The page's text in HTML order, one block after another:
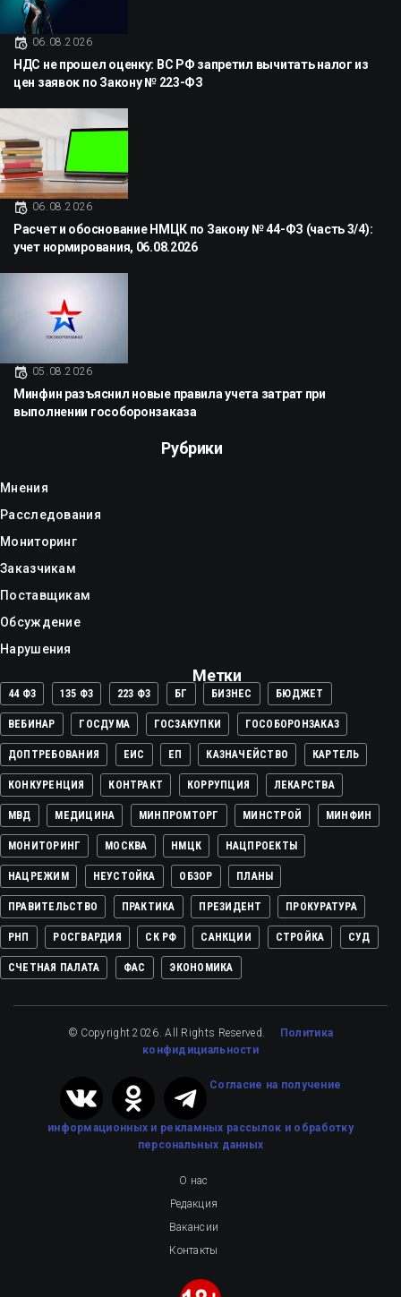
06.08.2026
НДС не прошел оценку: ВС РФ запретил вычитать налог из
цен заявок по Закону № 223-ФЗ
06.08.2026
Расчет и обоснование НМЦК по Закону № 44-ФЗ (часть 3/4):
учет нормирования, 06.08.2026
05.08.2026
Минфин разъяснил новые правила учета затрат при
выполнении гособоронзаказа
Рубрики
Мнения
Расследования
Мониторинг
Заказчикам
Поставщикам
Обсуждение
Нарушения
Метки
44 ФЗ 135 ФЗ 223 ФЗ БГ БИЗНЕС БЮДЖЕТ
ВЕБИНАР ГОСДУМА ГОСЗАКУПКИ ГОСОБОРОНЗАКАЗ
ДОПТРЕБОВАНИЯ ЕИС ЕП КАЗНАЧЕЙСТВО КАРТЕЛЬ
КОНКУРЕНЦИЯ КОНТРАКТ КОРРУПЦИЯ ЛЕКАРСТВА
МВД МЕДИЦИНА МИНПРОМТОРГ МИНСТРОЙ МИНФИН
МОНИТОРИНГ МОСКВА НМЦК НАЦПРОЕКТЫ
НАЦРЕЖИМ НЕУСТОЙКА ОБЗОР ПЛАНЫ
ПРАВИТЕЛЬСТВО ПРАКТИКА ПРЕЗИДЕНТ ПРОКУРАТУРА
РНП РОСГВАРДИЯ СК РФ САНКЦИИ СТРОЙКА СУД
СЧЕТНАЯ ПАЛАТА ФАС ЭКОНОМИКА
© Copyright 2026. All Rights Reserved. Политика
конфидициальности
Cогласие на получение
информационных и рекламных рассылок и обработку
персональных данных
О нас
Редакция
Вакансии
Контакты